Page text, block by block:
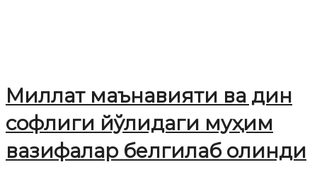
Миллат маънавияти ва дин
софлиги йўлидаги муҳим
вазифалар белгилаб олинди